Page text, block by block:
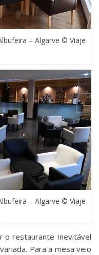
– Algarve © Viaje
– Algarve © Viaje
o restaurante Inevitável
Para a mesa veio